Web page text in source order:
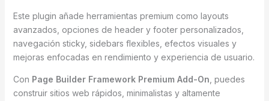
Este plugin añade herramientas premium como layouts
avanzados, opciones de header y footer personalizados,
navegación sticky, sidebars flexibles, efectos visuales y
mejoras enfocadas en rendimiento y experiencia de usuario.
Con Page Builder Framework Premium Add-On , puedes
construir sitios web rápidos, minimalistas y altamente